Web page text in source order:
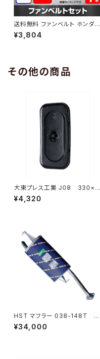
送料無料 ファンベルト ホンダ C
R-V 型式RD4 H13.08～H16.
09 （国内トップメーカー） 1本 H
¥3,804
その他の商品
大東プレス工業 J08 330×1
70 サイドミラー/バックミラー
L012 黒 DI-7B
¥4,320
HST マフラー 038-148T プ
レミオ ZRT261 トヨタ 本体オ
ールステンレス 車検対応 純正
¥34,000